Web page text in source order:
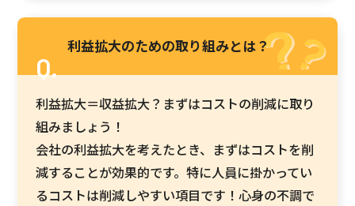
利益拡大のための取り組みとは？
利益拡大＝収益拡大？まずはコストの削減に取り
組みましょう！
会社の利益拡大を考えたとき、まずはコストを削
減することが効果的です。特に人員に掛かってい
るコストは削減しやすい項目です！心身の不調で